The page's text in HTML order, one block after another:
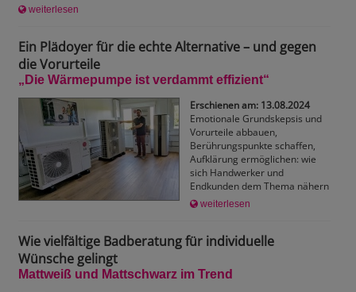
weiterlesen
Ein Plädoyer für die echte Alternative – und gegen
die Vorurteile
„Die Wärmepumpe ist verdammt effizient“
Erschienen am: 13.08.2024
Emotionale Grundskepsis und
Vorurteile abbauen,
Berührungspunkte schaffen,
Aufklärung ermöglichen: wie
sich Handwerker und
Endkunden dem Thema nähern
weiterlesen
Wie vielfältige Badberatung für individuelle
Wünsche gelingt
Mattweiß und Mattschwarz im Trend